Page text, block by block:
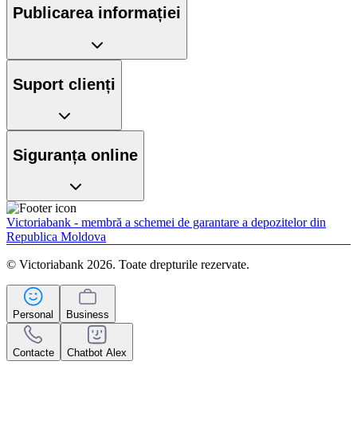
Publicarea informației
Suport clienți
Siguranța online
Victoriabank - membră a schemei de garantare a depozitelor din
Republica Moldova
© Victoriabank 2026. Toate drepturile rezervate.
Personal Business
Contacte Chatbot Alex